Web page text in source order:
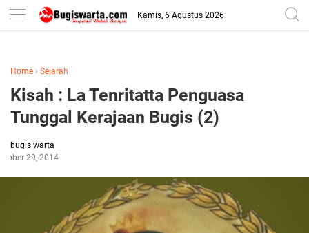
-->
Kamis, 6 Agustus 2026
Home › Sejarah
Kisah : La Tenritatta Penguasa
Tunggal Kerajaan Bugis (2)
bugis warta
29, 2014